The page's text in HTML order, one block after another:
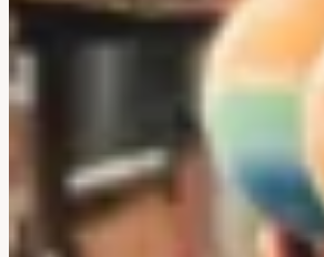
Abu Dhabi
Japon
Corée Du Sud